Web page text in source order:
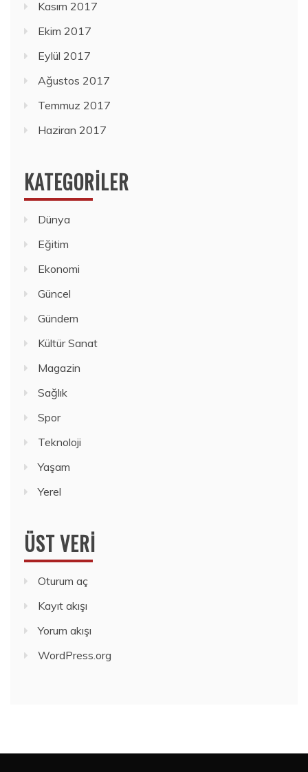
Kasım 2017
Ekim 2017
Eylül 2017
Ağustos 2017
Temmuz 2017
Haziran 2017
KATEGORILER
Dünya
Eğitim
Ekonomi
Güncel
Gündem
Kültür Sanat
Magazin
Sağlık
Spor
Teknoloji
Yaşam
Yerel
ÜST VERI
Oturum aç
Kayıt akışı
Yorum akışı
WordPress.org